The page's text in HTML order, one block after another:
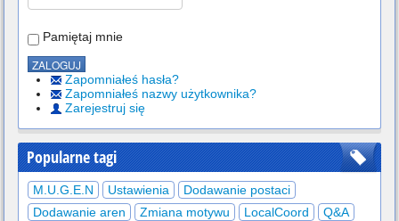
Pamiętaj mnie
Zapomniałeś hasła?
Zapomniałeś nazwy użytkownika?
Zarejestruj się
Popularne tagi
M.U.G.E.N Ustawienia
Dodawanie postaci
Dodawanie aren
Zmiana motywu LocalCoord
Q&A